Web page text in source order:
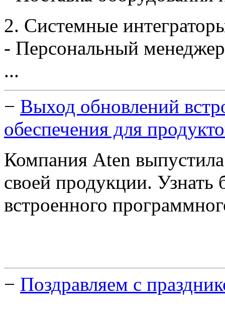
2. Системные
- Персональный менеджер
...
− Выход обновлений
обеспечения для
Компания Aten
своей продукции. Узнать
встроенного
− Поздравляем с